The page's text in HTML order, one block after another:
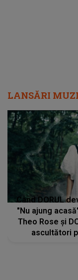
LANSĂRI
Când DORUL
"Nu ajung
Theo Rose și
ascultători